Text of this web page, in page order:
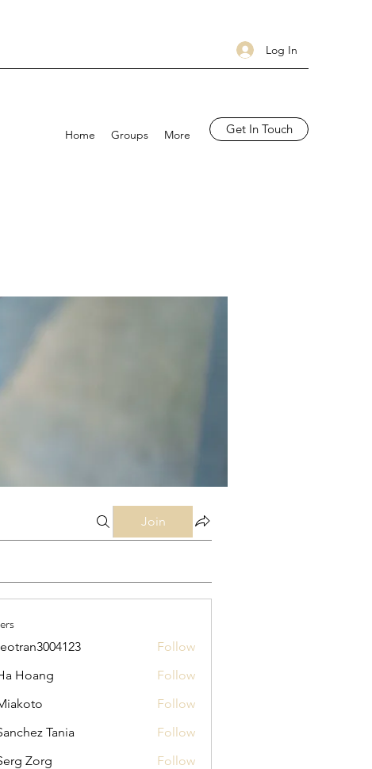
Log In
Home Groups More Get In Touch
Join
Follow
Hoang
Follow
Follow
Tania
Follow
Zorg
Follow